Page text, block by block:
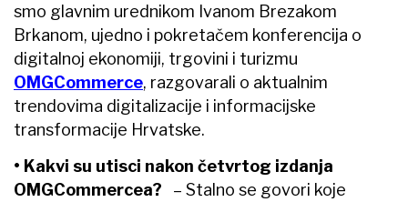
smo glavnim urednikom Ivanom Brezakom
Brkanom, ujedno i pokretačem konferencija o
digitalnoj ekonomiji, trgovini i turizmu
OMGCommerce, razgovarali o aktualnim
trendovima digitalizacije i informacijske
transformacije Hrvatske.
• Kakvi su utisci nakon četvrtog izdanja
OMGCommercea?
– Stalno se govori koje